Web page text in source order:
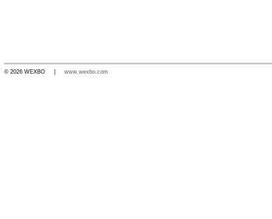
© 2026 WEXBO | www.wexbo.com